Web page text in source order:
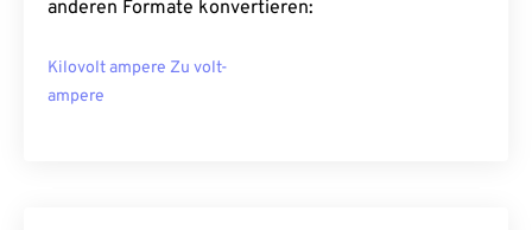
anderen Formate konvertieren:
Kilovolt ampere Zu volt-
ampere